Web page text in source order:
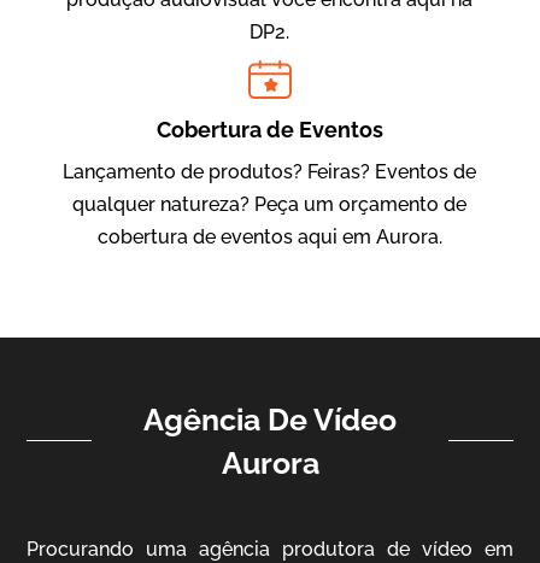
IBCC
Vídeo Institucional
Vídeo Institucional
DP2.
Cobertura de Eventos
Lançamento de produtos? Feiras? Eventos de
qualquer natureza? Peça um orçamento de
cobertura de eventos aqui em Aurora.
Agência De Vídeo
Aurora
Procurando uma agência produtora de vídeo em